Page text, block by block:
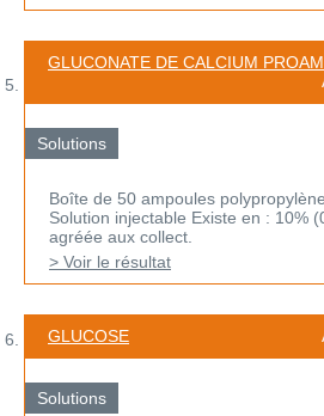
GLUCONATE DE CALCIUM
Solutions
Boîte de 50 ampoules
Solution injectable Existe en : 10%
agréée aux collect.
> Voir le résultat
GLUCOSE
Solutions